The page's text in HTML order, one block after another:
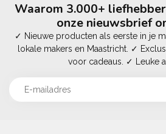
Waarom 3.000+
onze nieuwsbrief
✓ Nieuwe producten als eerste in je
lokale makers en Maastricht. ✓
voor cadeaus. ✓ Leuke